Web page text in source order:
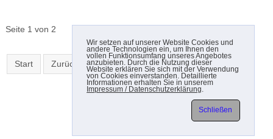
Seite 1 von 2
Start Zurück 1 2 Weiter Ende
Wir setzen auf unserer Website Cookies und
andere Technologien ein, um Ihnen den
vollen Funktionsumfang unseres Angebotes
anzubieten. Durch die Nutzung dieser
Website erklären Sie sich mit der Verwendung
von Cookies einverstanden. Detaillierte
Informationen erhalten Sie in unserem
Impressum / Datenschutzerklärung
Schließen